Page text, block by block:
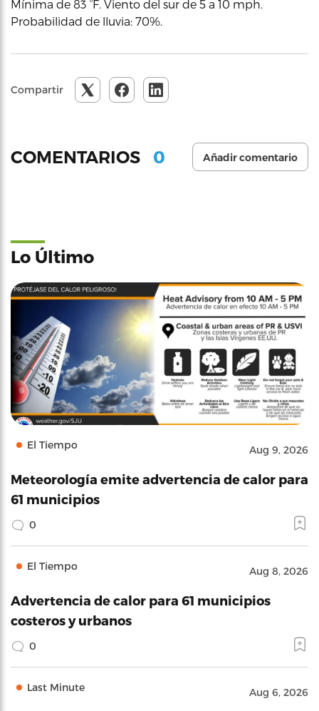
Mínima de 83 °F. Viento del sur de 5 a 10 mph.
Probabilidad de lluvia: 70%.
Compartir
COMENTARIOS 0 Añadir comentario
Lo Último
El Tiempo Aug 9, 2026
Meteorología emite advertencia de calor para
61 municipios
0
El Tiempo Aug 8, 2026
Advertencia de calor para 61 municipios
costeros y urbanos
0
Last Minute Aug 6, 2026